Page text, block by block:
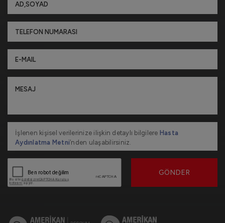
İşlenen kişisel verilerinize ilişkin detaylı bilgilere Hasta
Aydınlatma Metni’nden ulaşabilirsiniz.
GÖNDER